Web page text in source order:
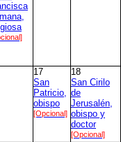
17
San
Patricio,
obispo
[Opcional]
18
San Cirilo
de
Jerusalén,
obispo y
doctor
[Opcional]